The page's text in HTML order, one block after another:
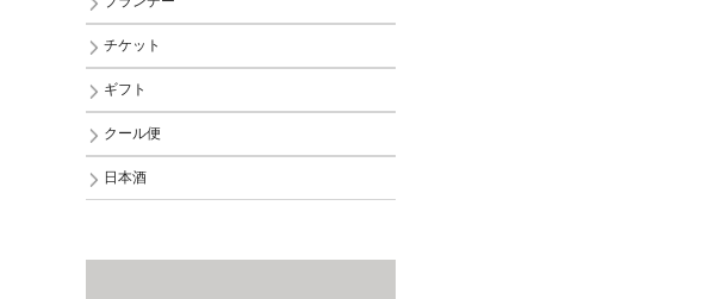
チケット
ギフト
クール便
日本酒